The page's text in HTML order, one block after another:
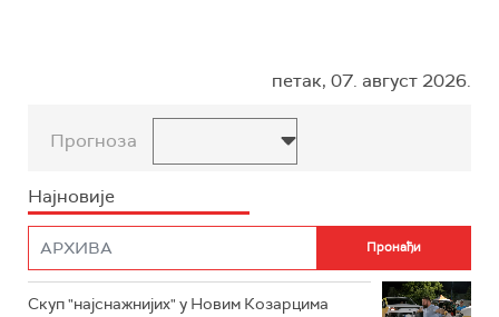
петак, 07. август 2026.
Прогноза
Најновије
Скуп "најснажнијих" у Новим Козарцима